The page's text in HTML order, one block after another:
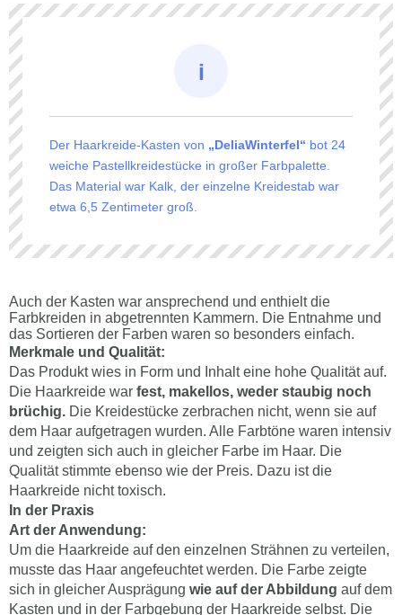
Der Haarkreide-Kasten von „DeliaWinterfel“ bot 24
weiche Pastellkreidestücke in großer Farbpalette.
Das Material war Kalk, der einzelne Kreidestab war
etwa 6,5 Zentimeter groß.
Auch der Kasten war ansprechend und enthielt die
Farbkreiden in abgetrennten Kammern. Die Entnahme und
das Sortieren der Farben waren so besonders einfach.
Merkmale und Qualität:
Das Produkt wies in Form und Inhalt eine hohe Qualität auf.
Die Haarkreide war fest, makellos, weder staubig noch
brüchig. Die Kreidestücke zerbrachen nicht, wenn sie auf
dem Haar aufgetragen wurden. Alle Farbtöne waren intensiv
und zeigten sich auch in gleicher Farbe im Haar. Die
Qualität stimmte ebenso wie der Preis. Dazu ist die
Haarkreide nicht toxisch.
In der Praxis
Art der Anwendung:
Um die Haarkreide auf den einzelnen Strähnen zu verteilen,
musste das Haar angefeuchtet werden. Die Farbe zeigte
sich in gleicher Ausprägung wie auf der Abbildung auf dem
Kasten und in der Farbgebung der Haarkreide selbst. Die